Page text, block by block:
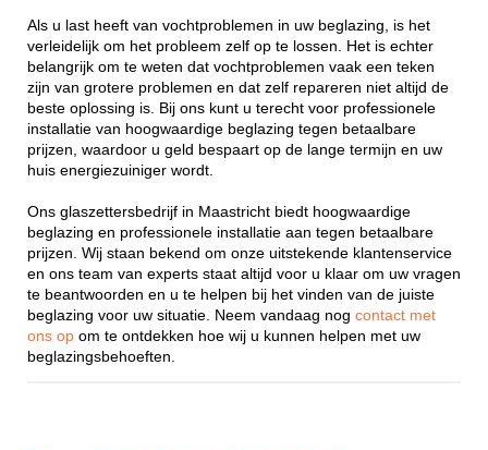
Als u last heeft van vochtproblemen in uw beglazing, is het
verleidelijk om het probleem zelf op te lossen. Het is echter
belangrijk om te weten dat vochtproblemen vaak een teken
zijn van grotere problemen en dat zelf repareren niet altijd de
beste oplossing is. Bij ons kunt u terecht voor professionele
installatie van hoogwaardige beglazing tegen betaalbare
prijzen, waardoor u geld bespaart op de lange termijn en uw
huis energiezuiniger wordt.
Ons glaszettersbedrijf in Maastricht biedt hoogwaardige
beglazing en professionele installatie aan tegen betaalbare
prijzen. Wij staan bekend om onze uitstekende klantenservice
en ons team van experts staat altijd voor u klaar om uw vragen
te beantwoorden en u te helpen bij het vinden van de juiste
beglazing voor uw situatie. Neem vandaag nog contact met
ons op om te ontdekken hoe wij u kunnen helpen met uw
beglazingsbehoeften.